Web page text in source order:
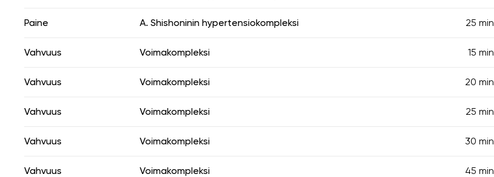
Paine A. Shishoninin hypertensiokompleksi 25 min
Vahvuus Voimakompleksi 15 min
Vahvuus Voimakompleksi 20 min
Vahvuus Voimakompleksi 25 min
Vahvuus Voimakompleksi 30 min
Vahvuus Voimakompleksi 45 min